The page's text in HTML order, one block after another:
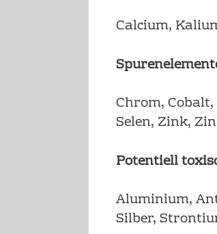
Calcium,
Chrom,
Selen, Zink,
Potentiell
Aluminium,
Silber,